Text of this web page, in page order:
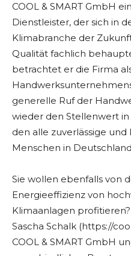
COOL & SMART GmbH
Dienstleister, der sich in
Klimabranche der
Qualität fachlich
betrachtet er die Firma
generelle Ruf der
wieder den Stellenwert
den alle zuverlässige
Menschen in
Sie wollen ebenfalls von
Energieeffizienz von
Klimaanlagen
Sascha Schalk (https://
COOL & SMART GmbH